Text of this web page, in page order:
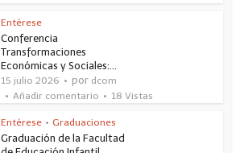
Entérese
Conferencia
Transformaciones
Económicas y Sociales:...
15 julio 2026 por dcom
Añadir comentario
18 Vistas
Entérese • Graduaciones
Graduación de la Facultad